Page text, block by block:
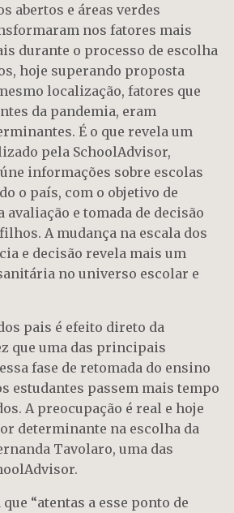
abertos e áreas verdes
nos fatores mais
durante o processo de escolha
hoje superando proposta
localização, fatores que
da pandemia, eram
É o que revela um
pela SchoolAdvisor,
informações sobre escolas
o país, com o objetivo de
e tomada de decisão
A mudança na escala dos
e decisão revela mais um
no universo escolar e
pais é efeito direto da
que uma das principais
fase de retomada do ensino
estudantes passem mais tempo
A preocupação é real e hoje
determinante na escolha da
Tavolaro, uma das
“atentas a esse ponto de